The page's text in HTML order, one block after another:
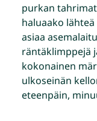
purkan
haluaako lähteä
asiaa
räntäklimppejä
kokonainen
ulkoseinän
eteenpäin,